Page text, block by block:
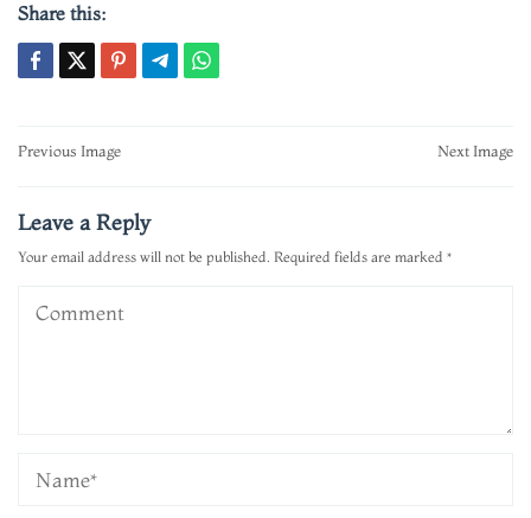
Share this:
Post
Previous Image Next Image
Leave a Reply
Your email address will not be published. Required fields are marked *